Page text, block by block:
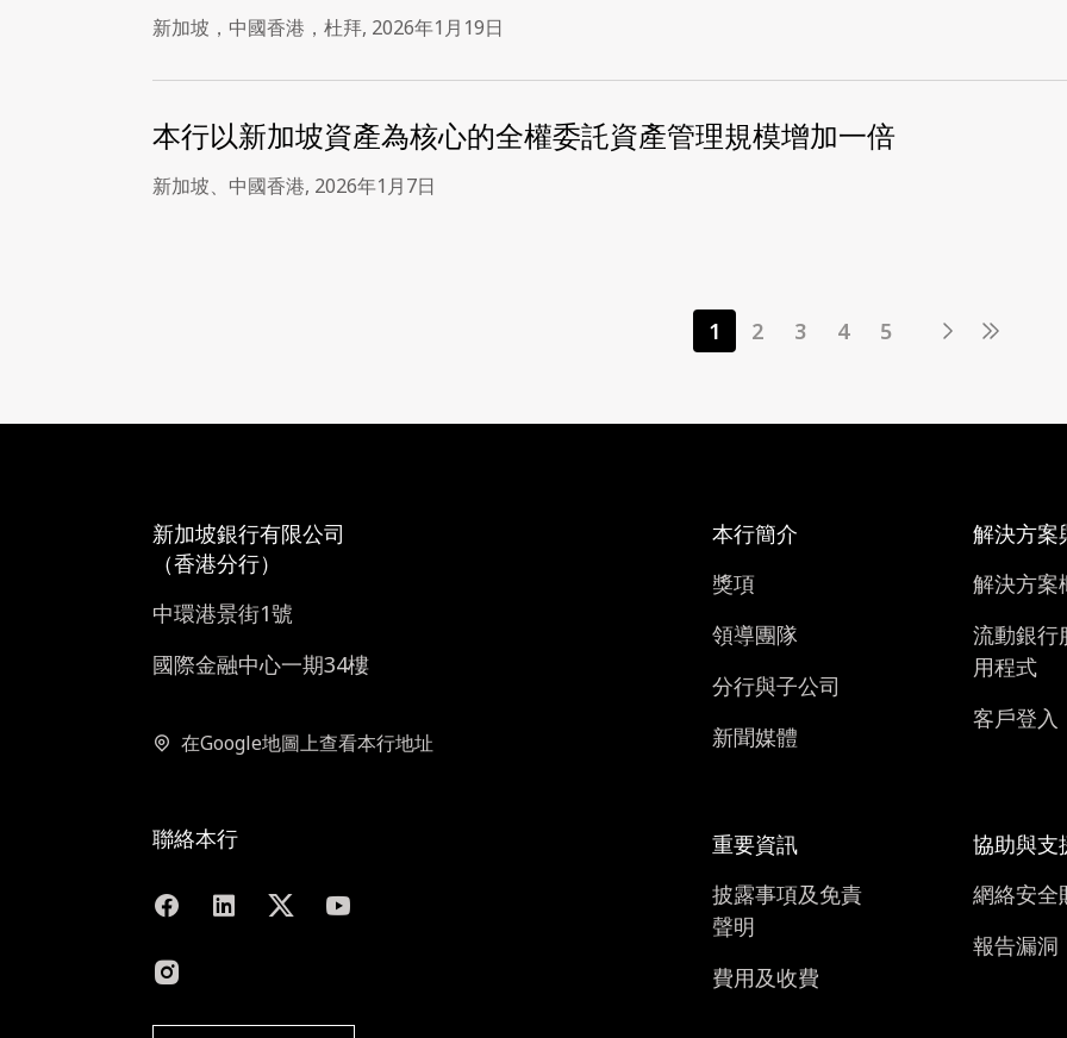
新加坡，中國香港，杜拜, 2026年1月19日
本行以新加坡資產為核心的全權委託資產管理規模增加一倍
新加坡、中國香港, 2026年1月7日
1 2 3 4 5
新加坡銀行有限公司
（香港分行）
中環港景街1號
國際金融中心一期34樓
在Google地圖上查看本行地址
聯絡本行
本行簡介
獎項
領導團隊
分行與子公司
新聞媒體
解決方案
解決方案
流動銀行
用程式
客戶登入
重要資訊
披露事項及免責
聲明
費用及收費
協助與支
網絡安全
報告漏洞